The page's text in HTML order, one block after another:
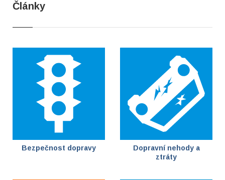
Články
Bezpečnost dopravy
Dopravní nehody a
ztráty